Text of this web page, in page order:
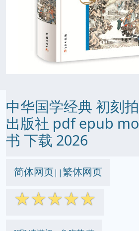
中华国学经典 初刻
出版社 pdf epub
书 下载 2026
简体网页||繁体网页
☆☆☆☆☆